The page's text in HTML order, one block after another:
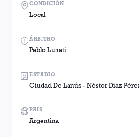
ÁRBITRO
Pablo Lunati
CONDICIÓN
Local
ESTADIO
Ciudad De Lanús - Néstor Diaz
PAÍS
Argentina